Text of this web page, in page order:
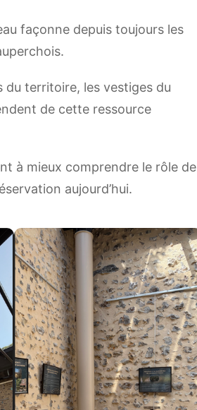
façonne depuis toujours les
territoire, les vestiges du
de cette ressource
à mieux comprendre le rôle de
aujourd’hui.